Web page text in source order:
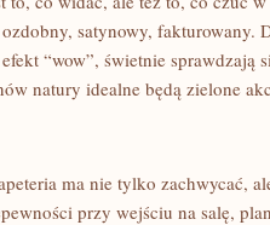
satynowy, fakturowany.
“wow”, świetnie sprawdzają
natury idealne będą zielone
ma nie tylko zachwycać,
przy wejściu na salę,